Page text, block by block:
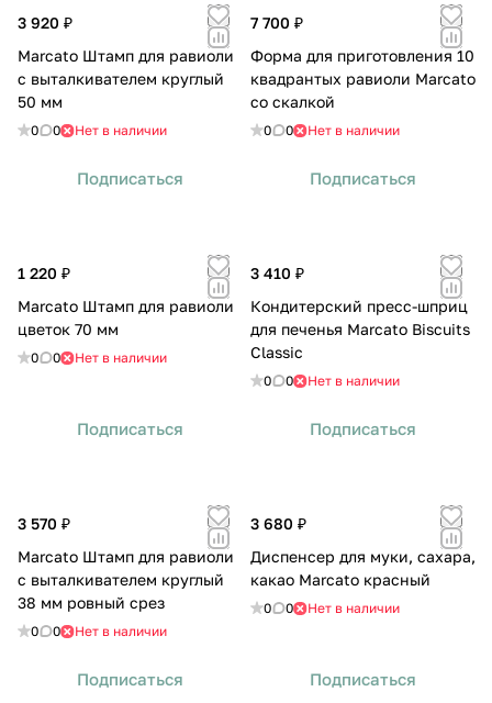
3 920 ₽
Marcato Штамп для равиоли
с выталкивателем круглый
50 мм
0 0 Нет в наличии
Подписаться
7 700 ₽
Форма для приготовления 10
квадрантых равиоли Marcato
со скалкой
0 0 Нет в наличии
Подписаться
1 220 ₽
Marcato Штамп для равиоли
цветок 70 мм
0 0 Нет в наличии
Подписаться
3 410 ₽
Кондитерский пресс-шприц
для печенья Marcato Biscuits
Classic
0 0 Нет в наличии
Подписаться
3 570 ₽
Marcato Штамп для равиоли
с выталкивателем круглый
38 мм ровный срез
0 0 Нет в наличии
Подписаться
3 680 ₽
Диспенсер для муки, сахара,
какао Marcato красный
0 0 Нет в наличии
Подписаться